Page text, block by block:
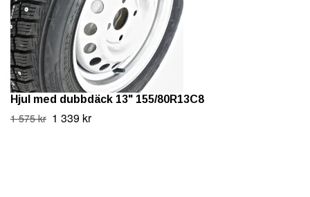
Hjul med dubbdäck 13" 155/80R13C8
1 575 kr 1 339 kr